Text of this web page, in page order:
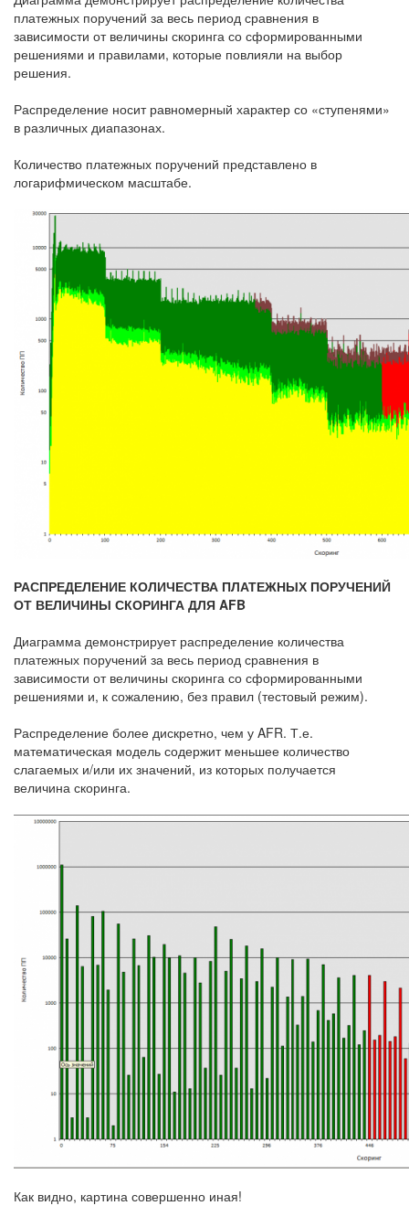
платежных поручений за весь период сравнения в
зависимости от величины скоринга со сформированными
решениями и правилами, которые повлияли на выбор
решения.
Распределение носит равномерный характер со «ступенями»
в различных диапазонах.
Количество платежных поручений представлено в
логарифмическом масштабе.
РАСПРЕДЕЛЕНИЕ КОЛИЧЕСТВА ПЛАТЕЖНЫХ ПОРУЧЕНИЙ
ОТ ВЕЛИЧИНЫ СКОРИНГА ДЛЯ AFB
Диаграмма демонстрирует распределение количества
платежных поручений за весь период сравнения в
зависимости от величины скоринга со сформированными
решениями и, к сожалению, без правил (тестовый режим).
Распределение более дискретно, чем у AFR. Т.е.
математическая модель содержит меньшее количество
слагаемых и/или их значений, из которых получается
величина скоринга.
Как видно, картина совершенно иная!